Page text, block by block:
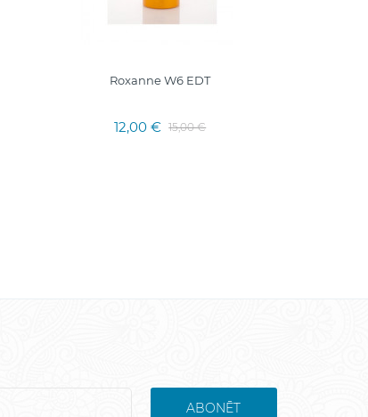
Roxanne W6 EDT
12,00 € 15,00 €
ABONĒT